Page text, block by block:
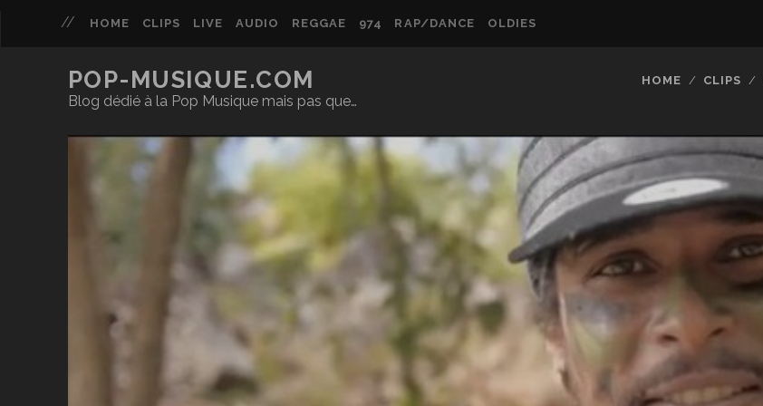
HOME CLIPS LIVE AUDIO REGGAE 974 RAP/DANCE OLDIES
POP-MUSIQUE.COM
Blog dédié à la Pop Musique mais pas que…
HOME CLIPS